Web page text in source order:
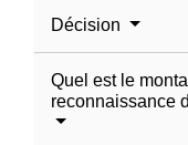
Décision
Quel est le
reconnaissance